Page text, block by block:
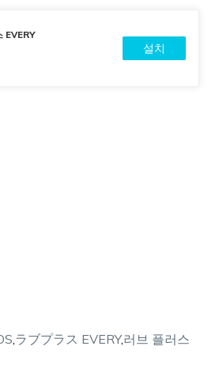
EVERY
설치
ラブプラス EVERY,러브 플러스